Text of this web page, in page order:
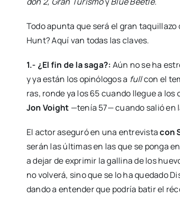
Todo apun­ta que será el gran
Hunt? Aquí van todas las cla­ves.
1.- ¿El fin de la saga?: Aún no se ha
y ya están los opi­nó­lo­gos a fullcon el
ras, ron­de ya los 65 cuan­do lle­gue a
Jon Voight —tenía 57— cuan­do salió en
El actor ase­gu­ró en una entre­vis­tacon
serán las últi­mas en las que se pon­ga
a dejar de expri­mir la galli­na de los
no vol­ve­rá, sino que se lo ha que­da­do
dan­do a enten­der que podría batir el